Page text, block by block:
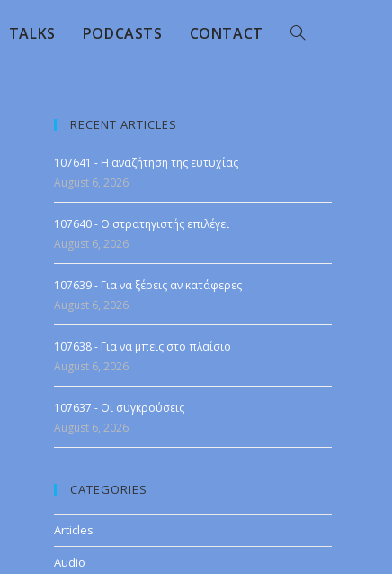
TALKS PODCASTS CONTACT
RECENT ARTICLES
107641 - Η αναζήτηση της ευτυχίας
August 6, 2026
107640 - Ο στρατηγιστής επιλέγει
August 6, 2026
107639 - Για να ξέρεις αν κατάφερες
August 6, 2026
107638 - Για να μπεις στο πλαίσιο
August 6, 2026
107637 - Οι συγκρούσεις
August 6, 2026
CATEGORIES
Articles
Audio